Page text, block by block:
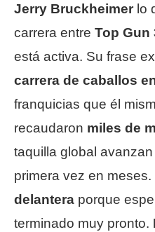
Jerry Bruckheimer lo
carrera entre Top Gun
está activa. Su frase
carrera de caballos
franquicias que él
recaudaron miles de
taquilla global
primera vez en meses.
delantera porque
terminado muy pronto.